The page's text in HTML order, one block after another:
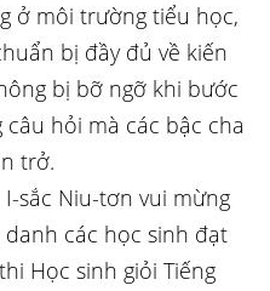
ở môi trường tiểu học,
bị đầy đủ về kiến
bị bỡ ngỡ khi bước
hỏi mà các bậc cha
trở.
sắc Niu-tơn vui mừng
các học sinh đạt
Học sinh giỏi Tiếng